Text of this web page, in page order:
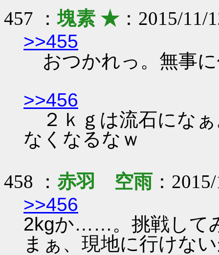
457 ：塊素 ★：2015/11/
>>455
おつかれっ。無事
>>456
２ｋｇは流石にな
なくなるなｗ
458 ： 赤羽 空雨：
>>456
2kgか……。挑戦して
まぁ、現地に行けな